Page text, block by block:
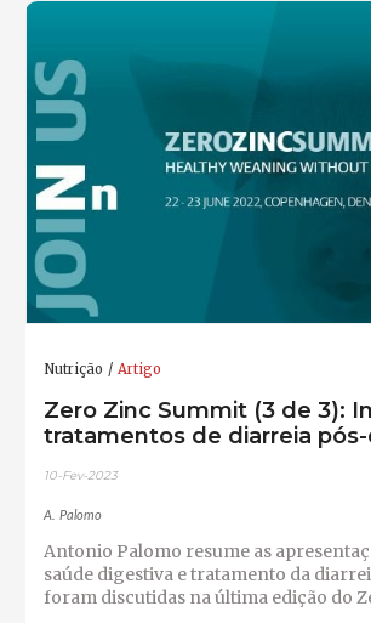
Nutrição Artigo
Zero Zinc Summit (3 de 3):
tratamentos de diarreia
10-Fev-2023
A. Palomo
Antonio Palomo resume as
saúde digestiva e tratamento da
foram discutidas na última edição do